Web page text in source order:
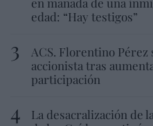
edad: “Hay testigos”
ACS. Florentino
accionista tras
participación
La desacralización de